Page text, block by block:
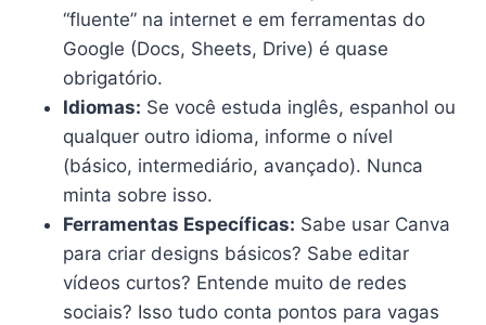
“fluente” na internet e em ferramentas do
Google (Docs, Sheets, Drive) é quase
obrigatório.
Idiomas: Se você estuda inglês, espanhol ou
qualquer outro idioma, informe o nível
(básico, intermediário, avançado). Nunca
minta sobre isso.
Ferramentas Específicas: Sabe usar Canva
para criar designs básicos? Sabe editar
vídeos curtos? Entende muito de redes
sociais? Isso tudo conta pontos para vagas